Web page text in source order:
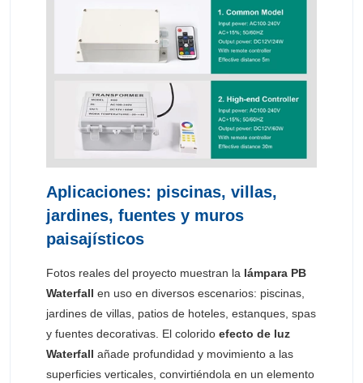
Aplicaciones: piscinas, villas,
jardines, fuentes y muros
paisajísticos
Fotos reales del proyecto muestran la lámpara PB
Waterfall en uso en diversos escenarios: piscinas,
jardines de villas, patios de hoteles, estanques, spas
y fuentes decorativas. El colorido efecto de luz
Waterfall añade profundidad y movimiento a las
superficies verticales, convirtiéndola en un elemento